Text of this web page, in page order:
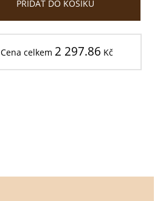
PŘÍDAT DO KOŠÍKU
Cena celkem 2 297.86 Kč